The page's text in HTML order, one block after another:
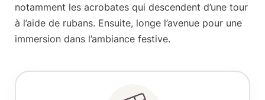
notamment les acrobates qui descendent d’une tour
à l’aide de rubans. Ensuite, longe l’avenue pour une
immersion dans l’ambiance festive.